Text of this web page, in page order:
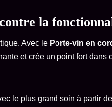
la
Avec le Porte-vin en
et crée un point fort dans
le plus grand soin à partir